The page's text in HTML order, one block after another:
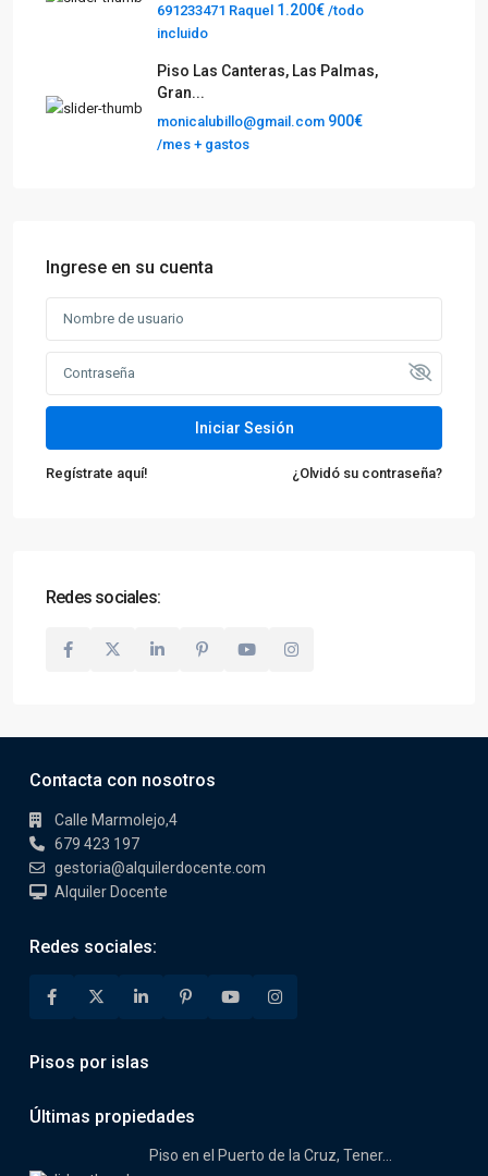
691233471 Raquel 1.200€ /todo
incluido
Piso Las Canteras, Las Palmas,
Gran...
monicalubillo@gmail.com 900€
/mes + gastos
Ingrese en su cuenta
Iniciar Sesión
Regístrate aquí! ¿Olvidó su contraseña?
Redes sociales:
Contacta con nosotros
Calle Marmolejo,4
679 423 197
gestoria@alquilerdocente.com
Alquiler Docente
Redes sociales:
Pisos por islas
Últimas propiedades
Piso en el Puerto de la Cruz, Tener...